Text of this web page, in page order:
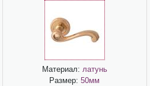
Материал: латунь
Размер: 50мм